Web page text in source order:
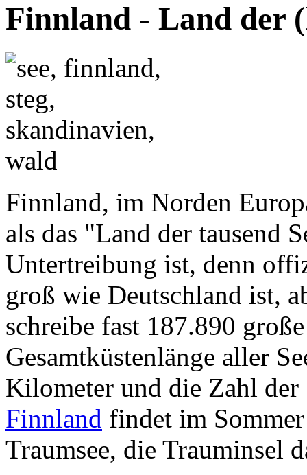
Finnland - Land der
Finnland, im Norden
als das "Land der tausend
Untertreibung ist, denn
groß wie Deutschland ist,
schreibe fast 187.890
Gesamtküstenlänge aller
Kilometer und die Zahl
Finnland findet im
Traumsee, die Trauminsel